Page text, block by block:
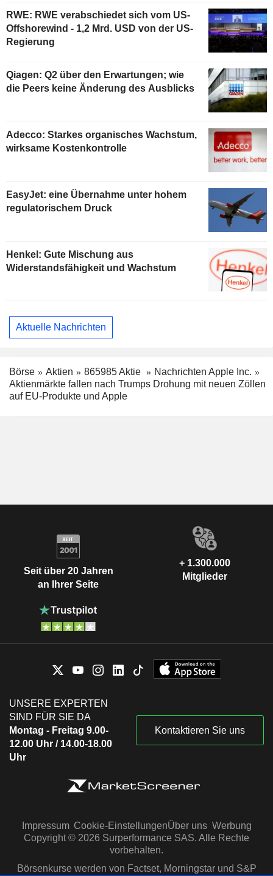
RWE: RWE verabschiedet sich vom US-
Offshorewind - 1,2 Mrd. USD von der US-
Regierung
Qiagen: Q2 über den Erwartungen; wie
die Peers keine Änderung des Ausblicks
Adecco: Starkes organisches Wachstum,
wirksame Kostenkontrolle
EasyJet: eine Übernahme unter hohem
regulatorischem Druck
Henkel: Gute Mischung aus
Widerstandsfähigkeit und Wachstum
Aktuelle Nachrichten
Börse Aktien 865985 Aktie
Nachrichten Apple Inc.
Aktienmärkte fallen nach Trumps Drohung mit neuen Zöllen
auf EU-Produkte und Apple
Seit über 20 Jahren
an Ihrer Seite
+ 1.300.000
Mitglieder
UNSERE EXPERTEN
SIND FÜR SIE DA
Montag - Freitag 9.00-
12.00 Uhr / 14.00-18.00
Uhr
Kontaktieren Sie uns
Impressum Cookie-EinstellungenÜber uns Werbung
Copyright © 2026 Surperformance SAS. Alle Rechte
vorbehalten.
Börsenkurse werden von Factset, Morningstar und S&P